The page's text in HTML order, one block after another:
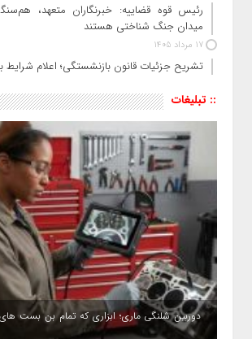
رئیس قوه قضاییه: خبرنگاران متعهد،
میدان جنگ شناختی هستند
17 مرداد 1405
تشریح جزئیات قانون بازنشستگی؛ اعلام شرایط
:: تبلیغات
دوربین شلنگی ماری؛ ابزاری که تمام بن بست